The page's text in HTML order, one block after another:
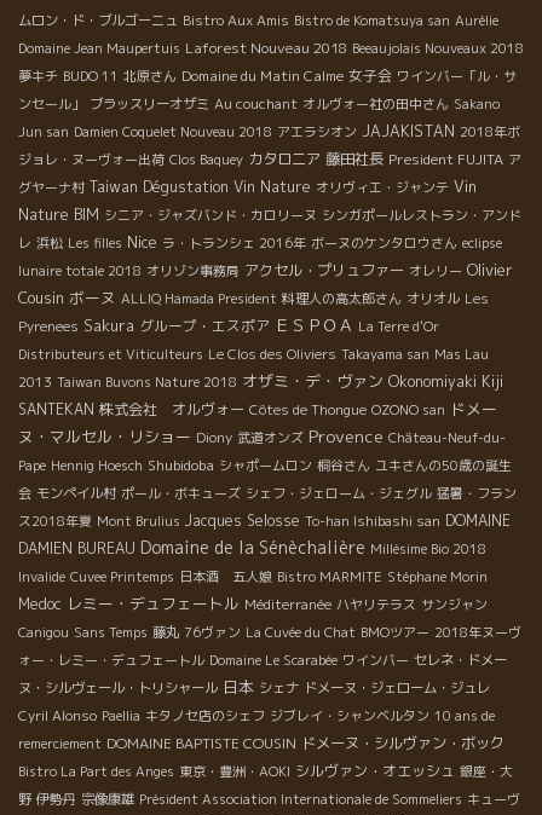
ムロン・ド・ブルゴーニュ Bistro Aux Amis Bistro de Komatsuya san Aurélie
Domaine Jean Maupertuis Laforest Nouveau 2018 Beeaujolais Nouveaux 2018
夢キチ BUDO 11 北原さん Domaine du Matin Calme 女子会 ワインバー「ル・サ
ンセール」
ブラッスリーオザミ Au couchant オルヴォー社の田中さん Sakano
Jun san Damien Coquelet Nouveau 2018 アエラシオン JAJAKISTAN 2018年ボ
ジョレ・ヌーヴォー出荷 Clos Baquey カタロニア 藤田社長 President FUJITA ア
グヤーナ村 Taiwan Dégustation Vin Nature オリヴィエ・ジャンテ Vin
Nature BIM シニア・ジャズバンド・カロリーヌ シンガポールレストラン・アンド
レ 浜松 Les filles Nice ラ・トランシェ 2016年 ボーヌのケンタロウさん eclipse
lunaire totale 2018 オリゾン事務局 アクセル・プリュファー オレリー Olivier
Cousin ボーヌ ALLIQ Hamada President 料理人の高太郎さん オリオル Les
Pyrenees Sakura グループ・エスポア ＥＳＰＯＡ La Terre d'Or
Distributeurs et Viticulteurs Le Clos des Oliviers Takayama san Mas Lau
2013 Taiwan Buvons Nature 2018 オザミ・デ・ヴァン Okonomiyaki Kiji
SANTEKAN 株式会社 オルヴォー Côtes de Thongue OZONO san ドメー
ヌ・マルセル・リショー Diony 武道オンズ Provence Château-Neuf-du-
Pape Hennig Hoesch Shubidoba シャポームロン 桐谷さん ユキさんの50歳の誕生
会 モンペイル村 ポール・ボキューズ シェフ・ジェローム・ジェグル 猛暑・フラン
ス2018年夏 Mont Brulius Jacques Selosse To-han Ishibashi san DOMAINE
DAMIEN BUREAU Domaine de la Sénèchalière Millésime Bio 2018
Invalide Cuvee Printemps 日本酒 五人娘 Bistro MARMITE Stéphane Morin
Medoc レミー・デュフェートル Méditerranée ハヤリテラス サンジャン
Canigou Sans Temps 藤丸 76ヴァン La Cuvée du Chat BMOツアー 2018年ヌーヴ
ォー・レミー・デュフェートル Domaine Le Scarabée ワインバー セレネ・ドメー
ヌ・シルヴェール・トリシャール 日本 シェナ ドメーヌ・ジェローム・ジュレ
Cyril Alonso Paellia キタノセ店のシェフ ジブレイ・シャンベルタン 10 ans de
remerciement DOMAINE BAPTISTE COUSIN ドメーヌ・シルヴァン・ボック
Bistro La Part des Anges 東京・豊洲・AOKI シルヴァン・オエッシュ 銀座・大
野 伊勢丹 宗像康雄 Président Association Internationale de Sommeliers キューヴ